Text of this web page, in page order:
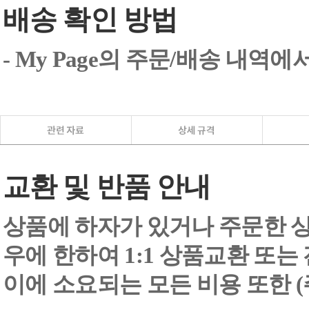
배송 확인 방법
- My Page의 주문/배송 내역에
교환 및 반품 안내
상품에 하자가 있거나 주문한
우에 한하여 1:1 상품교환 또는
이에 소요되는 모든 비용 또한